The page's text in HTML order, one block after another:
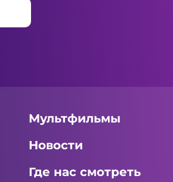
Мультфильмы
Новости
Где нас смотреть